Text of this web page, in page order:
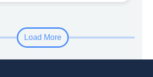
Load More